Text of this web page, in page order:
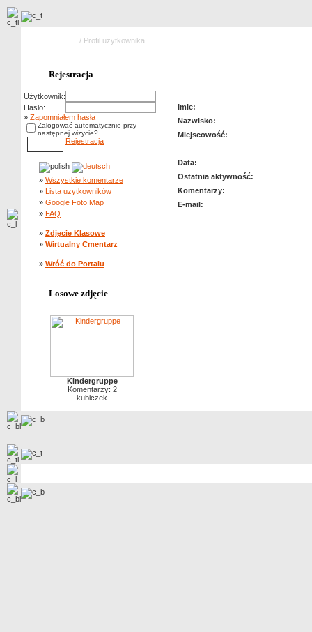
/ Profil użytkownika
Rejestracja
Użytkownik:
Hasło:
» Zapomniałem hasła
Zalogować automatycznie przy
następnej wizycie?
Rejestracja
» Wszystkie komentarze
» Lista uzytkowników
» Google Foto Map
» FAQ
» Zdjęcie Klasowe
» Wirtualny Cmentarz
» Wróć do Portalu
Losowe zdjęcie
Kindergruppe
Komentarzy: 2
kubiczek
Imie:
Nazwisko:
Miejscowość:
Data:
Ostatnia aktywność:
Komentarzy:
E-mail: